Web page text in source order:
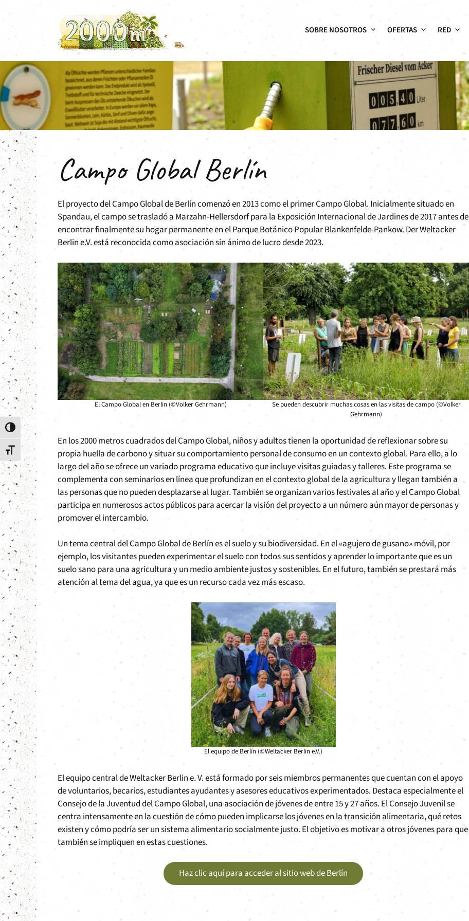
Alternar alto contraste
Alternar tamaño de letra
SOBRE NOSOTROS OFERTAS RED
Campo Global Berlín
El proyecto del Campo Global de Berlín comenzó en 2013 como el primer Campo Global. Inicialmente situado en
Spandau, el campo se trasladó a Marzahn-Hellersdorf para la Exposición Internacional de Jardines de 2017 antes de
encontrar finalmente su hogar permanente en el Parque Botánico Popular Blankenfelde-Pankow. Der Weltacker
Berlin e.V. está reconocida como asociación sin ánimo de lucro desde 2023.
El Campo Global en Berlin (©Volker Gehrmann)
Se pueden descubrir muchas cosas en las visitas de campo (©Volker
Gehrmann)
En los 2000 metros cuadrados del Campo Global, niños y adultos tienen la oportunidad de reflexionar sobre su
propia huella de carbono y situar su comportamiento personal de consumo en un contexto global. Para ello, a lo
largo del año se ofrece un variado programa educativo que incluye visitas guiadas y talleres. Este programa se
complementa con seminarios en línea que profundizan en el contexto global de la agricultura y llegan también a
las personas que no pueden desplazarse al lugar. También se organizan varios festivales al año y el Campo Global
participa en numerosos actos públicos para acercar la visión del proyecto a un número aún mayor de personas y
promover el intercambio.
Un tema central del Campo Global de Berlín es el suelo y su biodiversidad. En el «agujero de gusano» móvil, por
ejemplo, los visitantes pueden experimentar el suelo con todos sus sentidos y aprender lo importante que es un
suelo sano para una agricultura y un medio ambiente justos y sostenibles. En el futuro, también se prestará más
atención al tema del agua, ya que es un recurso cada vez más escaso.
El equipo de Berlín (©Weltacker Berlin e.V.)
El equipo central de Weltacker Berlin e. V. está formado por seis miembros permanentes que cuentan con el apoyo
de voluntarios, becarios, estudiantes ayudantes y asesores educativos experimentados. Destaca especialmente el
Consejo de la Juventud del Campo Global, una asociación de jóvenes de entre 15 y 27 años. El Consejo Juvenil se
centra intensamente en la cuestión de cómo pueden implicarse los jóvenes en la transición alimentaria, qué retos
existen y cómo podría ser un sistema alimentario socialmente justo. El objetivo es motivar a otros jóvenes para que
también se impliquen en estas cuestiones.
Haz clic aquí para acceder al sitio web de Berlín